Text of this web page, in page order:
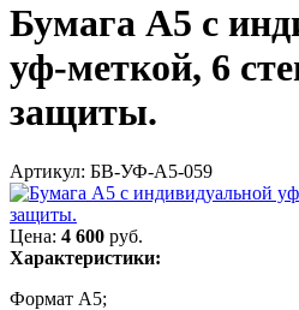
Бумага А5 с
уф-меткой, 6
защиты.
Артикул: БВ-УФ-А5-059
Цена: 4 600 руб.
Характеристики:
Формат А5;